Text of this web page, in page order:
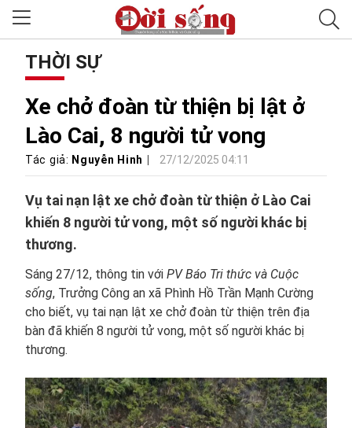
THỜI SỰ
Xe chở đoàn từ thiện bị lật ở
Lào Cai, 8 người tử vong
Tác giả: Nguyễn Hinh 27/12/2025 04:11
Vụ tai nạn lật xe chở đoàn từ thiện ở Lào Cai
khiến 8 người tử vong, một số người khác bị
thương.
Sáng 27/12, thông tin với PV Báo Tri thức và Cuộc
sống, Trưởng Công an xã Phình Hồ Trần Mạnh Cường
cho biết, vụ tai nạn lật xe chở đoàn từ thiện trên địa
bàn đã khiến 8 người tử vong, một số người khác bị
thương.